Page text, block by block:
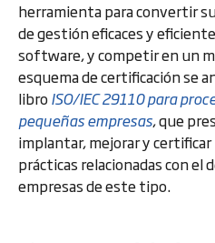
herramienta para convertir
de gestión eficaces y
software, y competir en un
esquema de certificación se
libroISO/IEC 29110 para
pequeñas empresas, que
implantar, mejorar y
prácticas relacionadas con
empresas de este tipo.